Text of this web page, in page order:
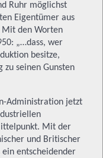
Ruhr möglichst
Eigentümer aus
Mit den Worten
„…dass, wer
besitze,
seinen Gunsten
Administration jetzt
Mit der
und Britischer
entscheidender